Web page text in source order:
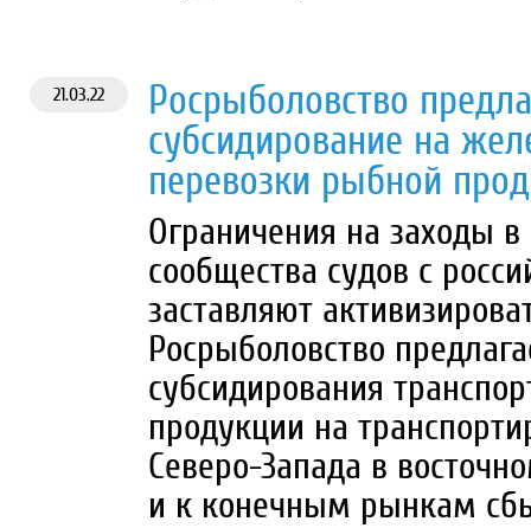
21.03.22
Росрыболовство
субсидирование на
перевозки рыбной
Ограничения на заходы
сообщества судов с
заставляют
Росрыболовство
субсидирования
продукции на
Северо-Запада в
и к конечным рынкам